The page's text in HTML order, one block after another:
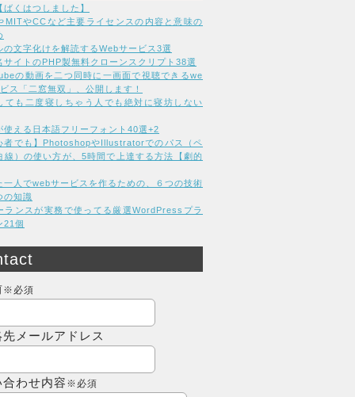
ばくはつしました】
MITやCCなど主要ライセンスの内容と意味の
の文字化けを解読するWebサービス3選
サイトのPHP製無料クローンスクリプト38選
の動画を二つ同時に一画面で視聴できるwe
ス「二窓無双」、公開します！
ても二度寝しちゃう人でも絶対に寝坊しない
使える日本語フリーフォント40選+2
者でも】PhotoshopやIllustratorでのパス（ペ
線）の使い方が、5時間で上達する方法【劇的
一人でwebサービスを作るための、６つの技術
の知識
ランスが実務で使ってる厳選WordPressプラ
21個
※必須
先メールアドレス
合わせ内容 ※必須